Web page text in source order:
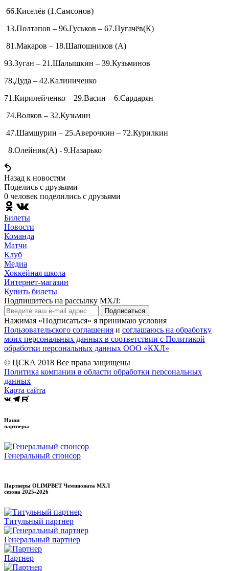
66.Киселёв (1.Самсонов)
13.Полтапов – 96.Гуськов – 67.Пугачёв(К)
81.Макаров – 18.Шапошников (А)
93.Зуган – 21.Шалышкин – 39.Кузьминов
78.Дуда – 42.Калиниченко
71.Кирилейченко – 29.Васин – 6.Сардарян
74.Волков – 32.Кузьмин
47.Шамшурин – 25.Аверочкин – 72.Курилкин
8.Олейник(А) - 9.Назарько
Назад к новостям
Поделись c друзьями
0 человек поделились c друзьями
Билеты
Новости
Команда
Матчи
Клуб
Медиа
Хоккейная школа
Интернет-магазин
Купить билеты
Подпишитесь на рассылку МХЛ:
Подписаться
Нажимая «Подписаться» я принимаю условия
Пользовательского соглашения и соглашаюсь на обработку
моих персональных данных в соответствии с Политикой
обработки персональных данных ООО «КХЛ»
© ЦСКА 2018 Все права защищены
Политика компании в области обработки персональных
данных
Карта сайта
Наши
партнеры
Генеральный спонсор
Партнеры OLIMPBET Чемпионата МХЛ
сезона 2025-2026
Титульный партнер
Генеральный партнер
Партнер